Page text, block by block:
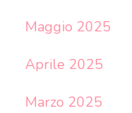
Maggio 2025
Aprile 2025
Marzo 2025